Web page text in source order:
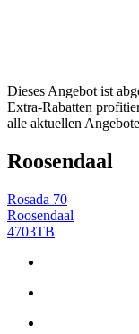
Dieses Angebot ist
Extra-Rabatten
alle aktuellen
Roosendaal
Rosada 70
Roosendaal
4703TB